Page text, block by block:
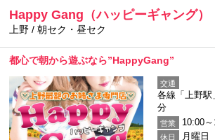
Happy Gang（ハッピーギャング）
上野 / 朝セク・昼セク
都心で朝から遊ぶなら”HappyGang”
交通
各線「上野駅
分
営業 10:00
休日 月曜日